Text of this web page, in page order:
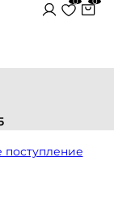
поступление